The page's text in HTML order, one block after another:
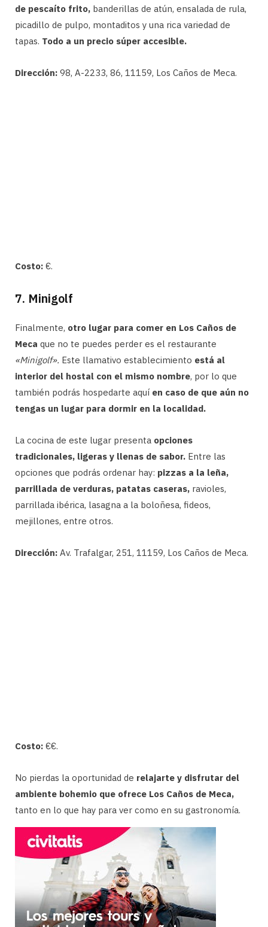
de pescaíto frito, banderillas de atún, ensalada de rula,
picadillo de pulpo, montaditos y una rica variedad de
tapas. Todo a un precio súper accesible.
Dirección: 98, A-2233, 86, 11159, Los Caños de Meca.
Costo: €.
7. Minigolf
Finalmente, otro lugar para comer en Los Caños de
Meca que no te puedes perder es el restaurante
«Minigolf». Este llamativo establecimiento está al
interior del hostal con el mismo nombre, por lo que
también podrás hospedarte aquí en caso de que aún no
tengas un lugar para dormir en la localidad.
La cocina de este lugar presenta opciones
tradicionales, ligeras y llenas de sabor. Entre las
opciones que podrás ordenar hay: pizzas a la leña,
parrillada de verduras, patatas caseras, ravioles,
parrillada ibérica, lasagna a la boloñesa, fideos,
mejillones, entre otros.
Dirección: Av. Trafalgar, 251, 11159, Los Caños de Meca.
Costo: €€.
No pierdas la oportunidad de relajarte y disfrutar del
ambiente bohemio que ofrece Los Caños de Meca,
tanto en lo que hay para ver como en su gastronomía.